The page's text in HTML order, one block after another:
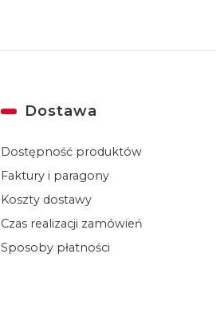
Dostawa
Dostępność produktów
Faktury i paragony
Koszty dostawy
Czas realizacji zamówień
Sposoby płatności